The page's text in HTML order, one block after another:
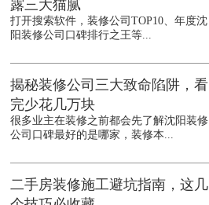
露三大猫腻
打开搜索软件，装修公司TOP10、年度沈
阳装修公司口碑排行之王等...
揭秘装修公司三大致命陷阱，看
完少花几万块
很多业主在装修之前都会先了解沈阳装修
公司口碑最好的是哪家，装修本...
二手房装修施工避坑指南，这几